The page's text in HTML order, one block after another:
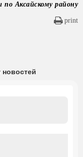
Аксайскому району
print